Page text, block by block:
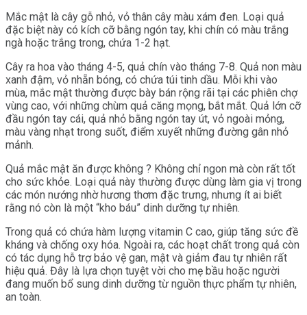
Mắc mật là cây gỗ nhỏ, vỏ thân cây màu xám đen. Loại quả
đặc biệt này có kích cỡ bằng ngón tay, khi chín có màu trắng
ngà hoặc trắng trong, chứa 1-2 hạt.
Cây ra hoa vào tháng 4-5, quả chín vào tháng 7-8. Quả non màu
xanh đậm, vỏ nhẵn bóng, có chứa túi tinh dầu. Mỗi khi vào
mùa, mắc mật thường được bày bán rộng rãi tại các phiên chợ
vùng cao, với những chùm quả căng mọng, bắt mắt. Quả lớn cỡ
đầu ngón tay cái, quả nhỏ bằng ngón tay út, vỏ ngoài mỏng,
màu vàng nhạt trong suốt, điểm xuyết những đường gân nhỏ
mảnh.
Quả mắc mật ăn được không ? Không chỉ ngon mà còn rất tốt
cho sức khỏe. Loại quả này thường được dùng làm gia vị trong
các món nướng nhờ hương thơm đặc trưng, nhưng ít ai biết
rằng nó còn là một “kho báu” dinh dưỡng tự nhiên.
Trong quả có chứa hàm lượng vitamin C cao, giúp tăng sức đề
kháng và chống oxy hóa. Ngoài ra, các hoạt chất trong quả còn
có tác dụng hỗ trợ bảo vệ gan, mật và giảm đau tự nhiên rất
hiệu quả. Đây là lựa chọn tuyệt vời cho mẹ bầu hoặc người
đang muốn bổ sung dinh dưỡng từ nguồn thực phẩm tự nhiên,
an toàn.